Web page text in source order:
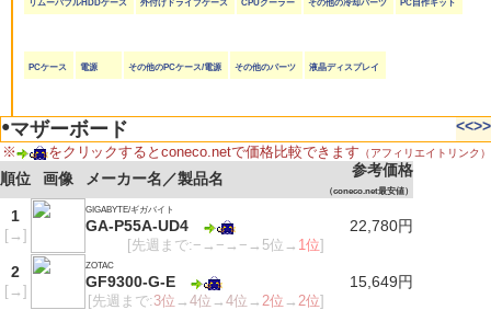
リムーバブルHDDケース 外付けドライブケース CPUクーラー その他の冷却パーツ PC自作キット
PCケース 電源 その他のPCケース/電源 その他のパーツ 液晶ディスプレイ
●マザーボード <<>>
※ をクリックするとconeco.netで価格比較できます （アフィリエイトリンク）
順位 画像 メーカー名／製品名 参考価格
（coneco.net最安値）
1
[→ ]
GIGABYTE/ギガバイト
GA-P55A-UD4
[先週まで:−→−→−→5位→ 1位]
22,780円
2
[→ ]
ZOTAC
GF9300-G-E
[先週まで:3位 →4位 →4位 →2位 →2位]
15,649円